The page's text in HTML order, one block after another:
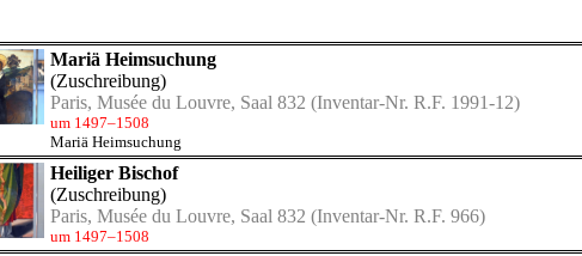
Mariä Heimsuchung
(Zuschreibung)
Paris, Musée du Louvre, Saal 832 (Inventar-Nr. R.F. 1991-12)
um 1497–1508
Mariä Heimsuchung
Heiliger Bischof
(Zuschreibung)
Paris, Musée du Louvre, Saal 832 (Inventar-Nr. R.F. 966)
um 1497–1508